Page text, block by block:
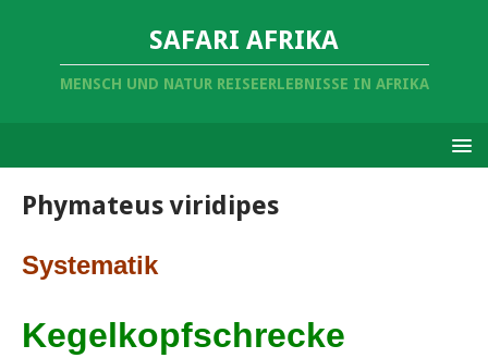
SAFARI AFRIKA
MENSCH UND NATUR REISEERLEBNISSE IN AFRIKA
Phymateus viridipes
Systematik
Kegelkopfschrecke